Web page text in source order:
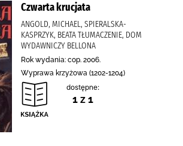
Czwarta krucjata
ANGOLD, MICHAEL, SPIERALSKA-
KASPRZYK, BEATA TŁUMACZENIE, DOM
WYDAWNICZY BELLONA
Rok wydania: cop. 2006.
Wyprawa krzyżowa (1202-1204)
dostępne:
1 z 1